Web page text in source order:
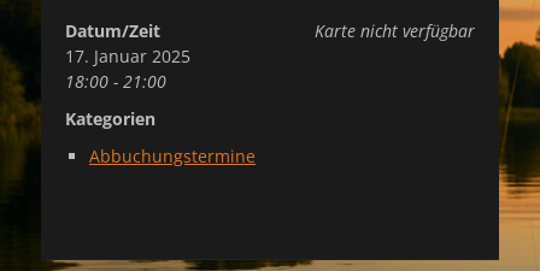
Karte nicht verfügbar
Datum/Zeit
17. Januar 2025
18:00 - 21:00
Kategorien
Abbuchungstermine